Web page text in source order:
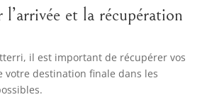
l’arrivée et la récupération
il est important de récupérer vos
votre destination finale dans les